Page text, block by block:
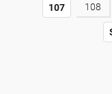
107 108